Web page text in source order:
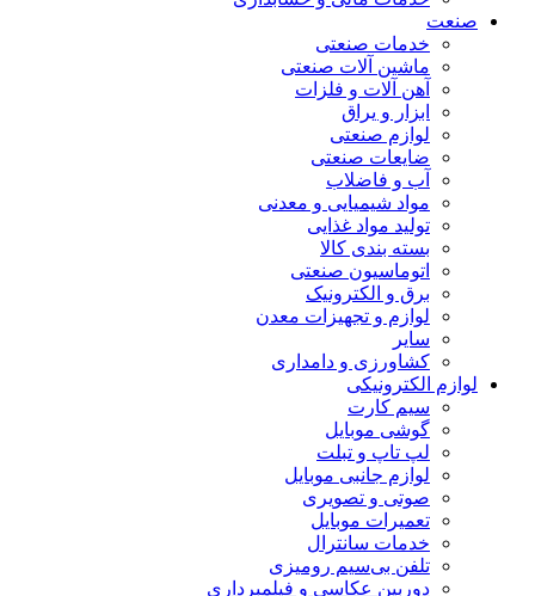
صنعت
خدمات صنعتی
ماشین آلات صنعتی
آهن آلات و فلزات
ابزار و یراق
لوازم صنعتی
ضایعات صنعتی
آب و فاضلاب
مواد شیمیایی و معدنی
تولید مواد غذایی
بسته بندی کالا
اتوماسیون صنعتی
برق و الکترونیک
لوازم و تجهیزات معدن
سایر
کشاورزی و دامداری
لوازم الکترونیکی
سیم کارت
گوشی موبایل
لپ تاپ و تبلت
لوازم جانبی موبایل
صوتی و تصویری
تعمیرات موبایل
خدمات سانترال
تلفن بی‌سیم رومیزی
دوربین عکاسی و فیلمبرداری